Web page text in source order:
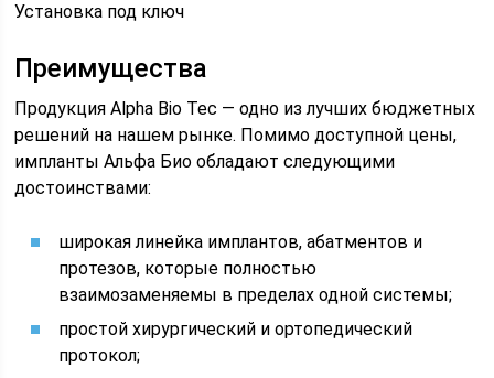
Установка под ключ
Преимущества
Продукция Alpha Bio Tec — одно из лучших бюджетных
решений на нашем рынке. Помимо доступной цены,
импланты Альфа Био обладают следующими
достоинствами:
широкая линейка имплантов, абатментов и
протезов, которые полностью
взаимозаменяемы в пределах одной системы;
простой хирургический и ортопедический
протокол;